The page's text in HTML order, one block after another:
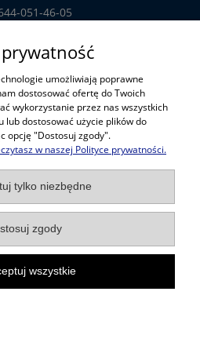
051-46-05
785-29-00
609-808-147
w zakupach
kategorie
umożliwiają poprawne
dostosować ofertę do Twoich
wykorzystanie przez nas wszystkich
lub dostosować użycie plików do
opcję "Dostosuj zgody".
w naszej Polityce prywatności.
tylko niezbędne
zgody
wszystkie